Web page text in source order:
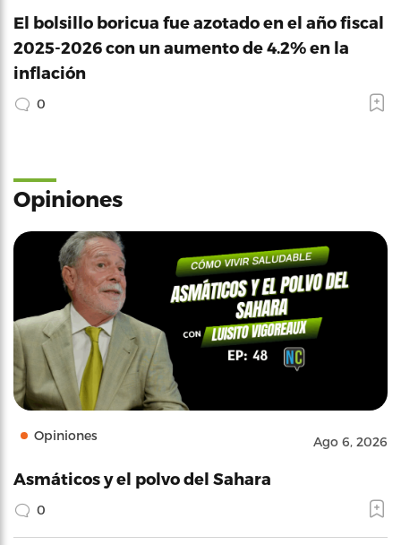
El bolsillo boricua fue azotado en el año fiscal
2025-2026 con un aumento de 4.2% en la
inflación
0
Opiniones
Opiniones Ago 6, 2026
Asmáticos y el polvo del Sahara
0